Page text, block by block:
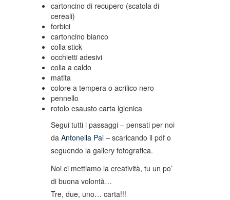
cartoncino di recupero (scatola di
cereali)
forbici
cartoncino bianco
colla stick
occhietti adesivi
colla a caldo
matita
colore a tempera o acrilico nero
pennello
rotolo esausto carta igienica
Segui tutti i passaggi – pensati per noi
da Antonella Pal – scaricando il pdf o
seguendo la gallery fotografica.
Noi ci mettiamo la creatività, tu un po’
di buona volontà…
Tre, due, uno… carta!!!